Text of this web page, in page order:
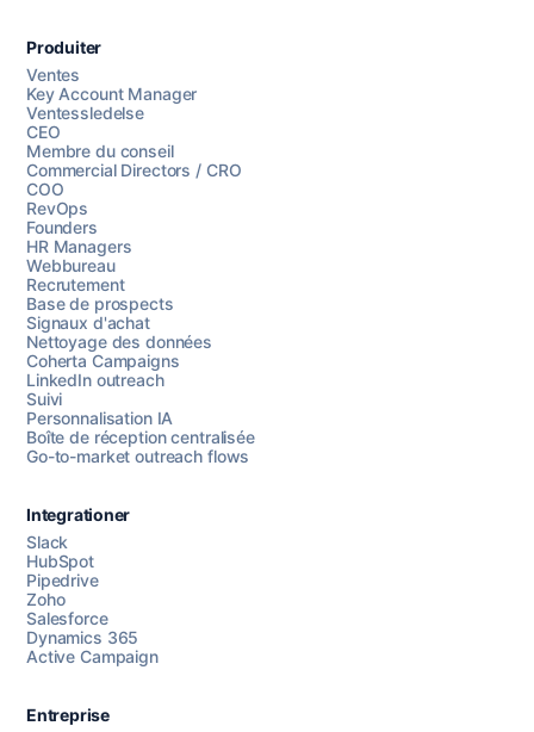
Chattez avec nous
Produiter
Ventes
Key Account Manager
Ventessledelse
CEO
Membre du conseil
Commercial Directors / CRO
COO
RevOps
Founders
HR Managers
Webbureau
Recrutement
Base de prospects
Signaux d'achat
Nettoyage des données
Coherta Campaigns
LinkedIn outreach
Suivi
Personnalisation IA
Boîte de réception centralisée
Go-to-market outreach flows
Integrationer
Slack
HubSpot
Pipedrive
Zoho
Salesforce
Dynamics 365
Active Campaign
Entreprise